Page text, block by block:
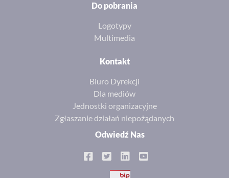
Do pobrania
Logotypy
Multimedia
Kontakt
Biuro Dyrekcji
Dla mediów
Jednostki organizacyjne
Zgłaszanie działań niepożądanych
Odwiedź Nas